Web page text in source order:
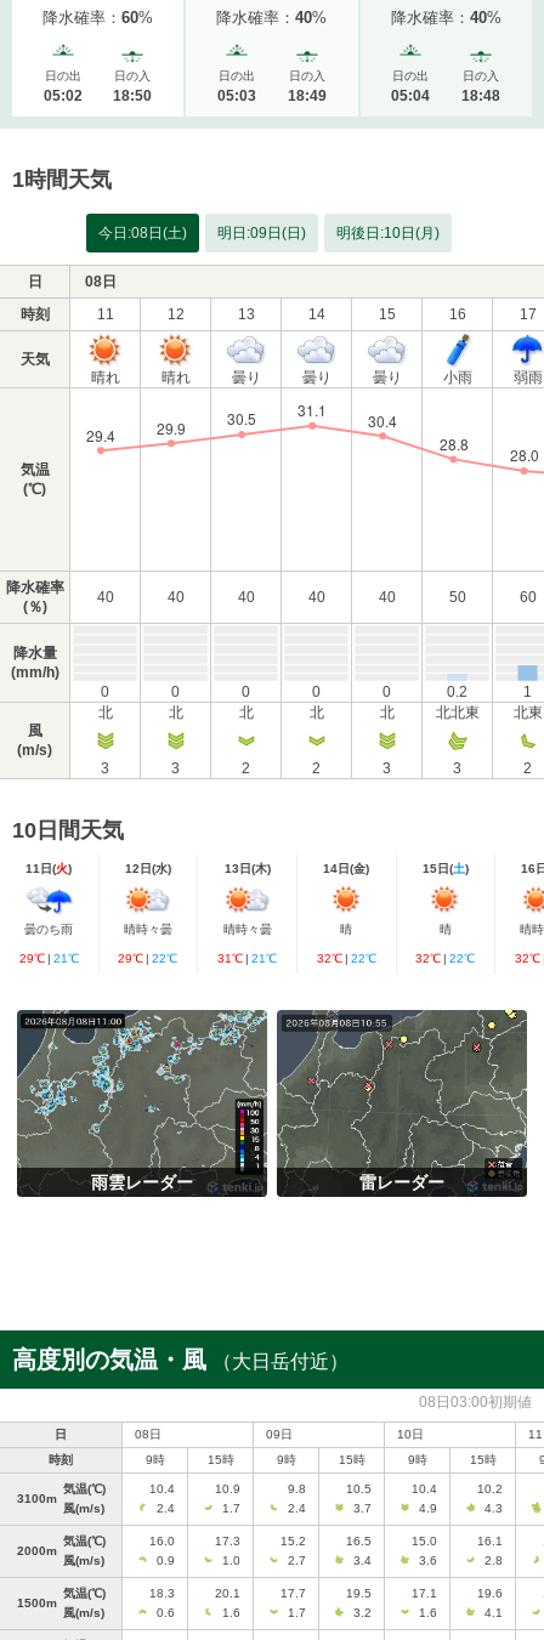
降水確率：60%
日の出
05:02
日の入
18:50
降水確率：40%
日の出
05:03
日の入
18:49
降水確率： 40%
日の出
05:04
日の入
18:48
1時間天気
今日:08日(土) 明日:09日(日) 明後日:10日(月)
日
08日
時刻
11 12 13 14 15 16 17
天気
晴れ
晴れ 曇り 曇り 曇り 小雨 弱雨
気温
(℃)
降水確率
(％)
40 40 40 40 40 50 60
降水量
(mm/h)
0
0 0 0 0 0.2 1
風
(m/s)
北
3
北
3
北
2
北
2
北
3
北北東
3
北東
2
10日間天気
11日(火)
曇のち雨
29℃ | 21℃
12日(水)
晴時々曇
29℃ | 22℃
13日(木)
晴時々曇
31℃ | 21℃
14日(金)
晴
32℃ | 22℃
15日(土)
晴
32℃ | 22℃
16
晴
32℃
雨雲レーダー 雷レーダー
高度別の気温・風 （大日岳付近）
08日03:00初期値
日 08日 09日 10日
時刻
9時 15時 9時 15時 9時 15時
3100m
気温(℃)
風(m/s)
10.4
2.4
10.9
1.7
9.8
2.4
10.5
3.7
10.4
4.9
10.2
4.3
2000m
気温(℃)
風(m/s)
16.0
0.9
17.3
1.0
15.2
2.7
16.5
3.4
15.0
3.6
16.1
2.8
1500m
気温(℃)
風(m/s)
18.3
0.6
20.1
1.6
17.7
1.7
19.5
3.2
17.1
1.6
19.6
4.1